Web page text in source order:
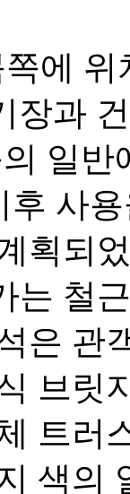
에
장과
일
사
획되
는 철
은 관
브릿
트러
색의